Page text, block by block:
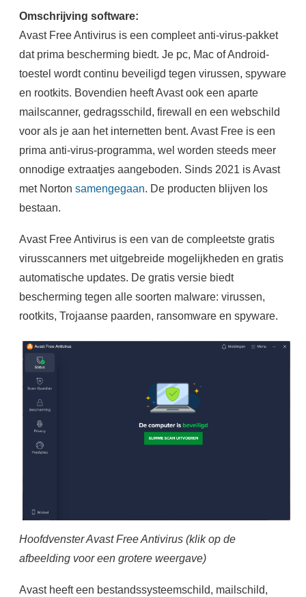
Omschrijving software:
Avast Free Antivirus is een compleet anti-virus-pakket
dat prima bescherming biedt. Je pc, Mac of Android-
toestel wordt continu beveiligd tegen virussen, spyware
en rootkits. Bovendien heeft Avast ook een aparte
mailscanner, gedragsschild, firewall en een webschild
voor als je aan het internetten bent. Avast Free is een
prima anti-virus-programma, wel worden steeds meer
onnodige extraatjes aangeboden. Sinds 2021 is Avast
met Norton samengegaan. De producten blijven los
bestaan.
Avast Free Antivirus is een van de compleetste gratis
virusscanners met uitgebreide mogelijkheden en gratis
automatische updates. De gratis versie biedt
bescherming tegen alle soorten malware: virussen,
rootkits, Trojaanse paarden, ransomware en spyware.
Hoofdvenster Avast Free Antivirus (klik op de
afbeelding voor een grotere weergave)
Avast heeft een bestandssysteemschild, mailschild,